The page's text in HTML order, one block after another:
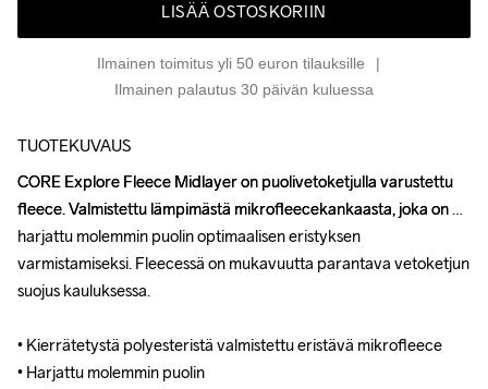
LISÄÄ OSTOSKORIIN
Ilmainen toimitus yli 50 euron tilauksille
Ilmainen palautus 30 päivän kuluessa
TUOTEKUVAUS
CORE Explore Fleece Midlayer on puolivetoketjulla varustettu
fleece. Valmistettu lämpimästä mikrofleecekankaasta, joka on
harjattu molemmin puolin optimaalisen eristyksen
varmistamiseksi. Fleecessä on mukavuutta parantava vetoketjun
suojus kauluksessa.
• Kierrätetystä polyesteristä valmistettu eristävä mikrofleece
• Harjattu molemmin puolin
CORE Explore Fleece Midlayer on puolivetoketjulla varustettu
fleece. Valmistettu lämpimästä mikrofleecekankaasta, joka on
harjattu molemmin puolin optimaalisen eristyksen
varmistamiseksi. Fleecessä on mukavuutta parantava vetoketjun
suojus kauluksessa.
• Kierrätetystä polyesteristä valmistettu eristävä mikrofleece
• Harjattu molemmin puolin